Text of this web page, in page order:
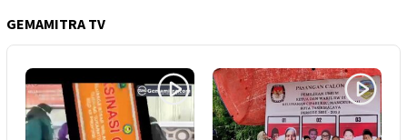
GEMAMITRA TV